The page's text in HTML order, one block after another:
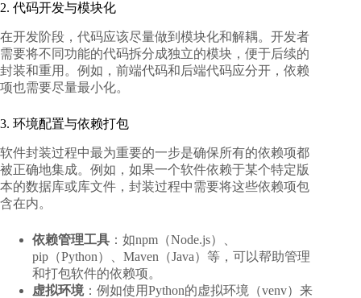
2. 代码开发与模块化
在开发阶段，代码应该尽量做到模块化和解耦。开发者
需要将不同功能的代码拆分成独立的模块，便于后续的
封装和重用。例如，前端代码和后端代码应分开，依赖
项也需要尽量最小化。
3. 环境配置与依赖打包
软件封装过程中最为重要的一步是确保所有的依赖项都
被正确地集成。例如，如果一个软件依赖于某个特定版
本的数据库或库文件，封装过程中需要将这些依赖项包
含在内。
依赖管理工具 ：如npm（Node.js）、
pip（Python）、Maven（Java）等，可以帮助管理
和打包软件的依赖项。
虚拟环境：例如使用Python的虚拟环境（venv）来